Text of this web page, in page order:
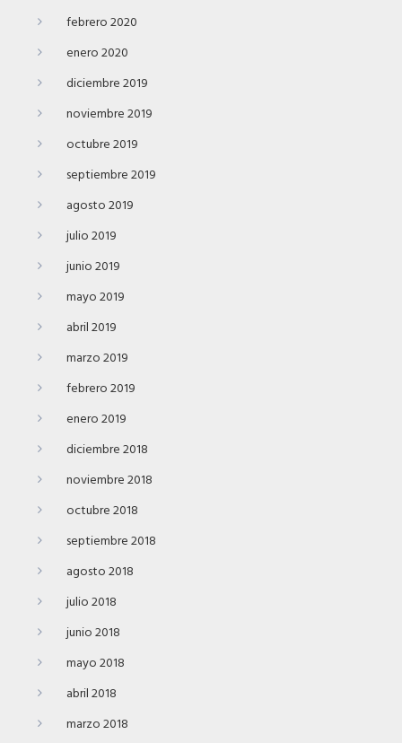
febrero 2020
enero 2020
diciembre 2019
noviembre 2019
octubre 2019
septiembre 2019
agosto 2019
julio 2019
junio 2019
mayo 2019
abril 2019
marzo 2019
febrero 2019
enero 2019
diciembre 2018
noviembre 2018
octubre 2018
septiembre 2018
agosto 2018
julio 2018
junio 2018
mayo 2018
abril 2018
marzo 2018